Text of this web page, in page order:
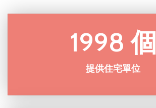
1998 個
提供住宅單位